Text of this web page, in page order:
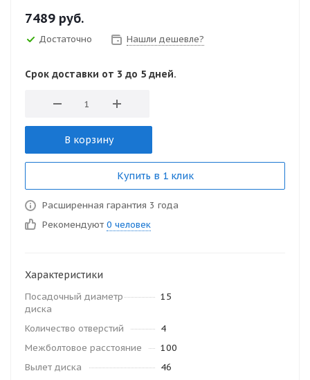
7489 руб.
Достаточно Нашли дешевле?
Срок доставки от 3 до 5 дней.
В корзину
Купить в 1 клик
Расширенная гарантия 3 года
Рекомендуют 0 человек
Характеристики
Посадочный диаметр
диска
15
Количество отверстий
4
Межболтовое расстояние
100
Вылет диска
46